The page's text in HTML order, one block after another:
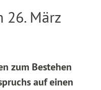
26. März
zum Bestehen
auf einen